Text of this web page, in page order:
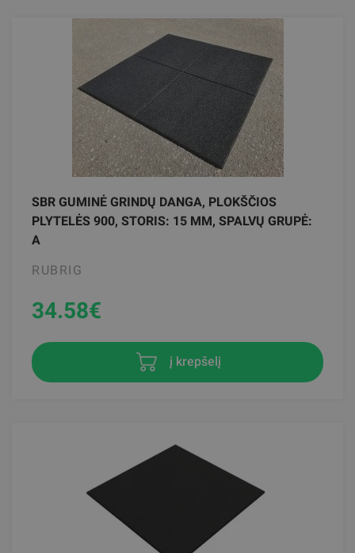
SBR GUMINĖ GRINDŲ DANGA, PLOKŠČIOS
PLYTELĖS 900, STORIS: 15 MM, SPALVŲ GRUPĖ:
A
RUBRIG
34.58€
į krepšelį